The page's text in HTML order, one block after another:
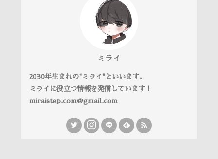
ミライ
2030年生まれの"ミライ"といいます。
ミライに役立つ情報を発信しています！
miraistep.com@gmail.com